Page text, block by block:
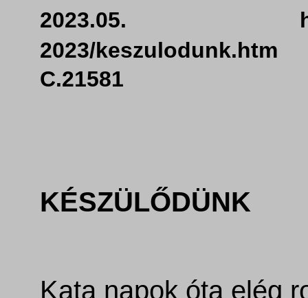
2023.05.
2023/
C.21581
KÉSZÜLŐDÜNK
Kata napok óta elég